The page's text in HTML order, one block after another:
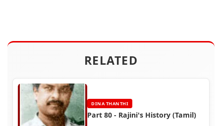
RELATED
DINA THANTHI
Part 80 - Rajini's History (Tamil)